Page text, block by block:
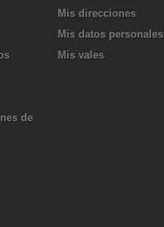
de
Mis direcciones
Mis datos personales
Mis vales